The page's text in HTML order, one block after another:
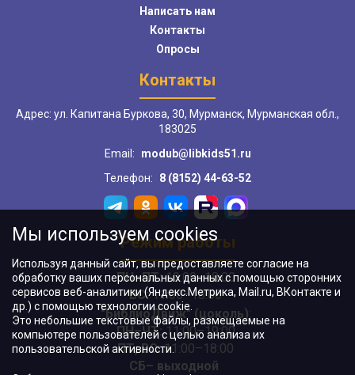
Написать нам
Контакты
Опросы
Контакты
Адрес: ул. Капитана Буркова, 30, Мурманск, Мурманская обл.,
183025
Email:
modub@libkids51.ru
Телефон:
8 (8152) 44-63-52
Режим работы
ПН–ПТ:10:00–18:00
ВС:11:00–18:00
"БиблиоДвиж" (цоколь):
ПН–ЧТ:11:00–19:00
ПТ, ВС:11:00–18:00
СБ– выходной
Мы используем cookies
Используя данный сайт, вы предоставляете согласие на
обработку ваших персональных данных с помощью сторонних
сервисов веб-аналитики (Яндекс.Метрика, Mail.ru, ВКонтакте и
др.) с помощью технологии cookie.
Это небольшие текстовые файлы, размещаемые на
компьютере пользователей с целью анализа их
пользовательской активности.